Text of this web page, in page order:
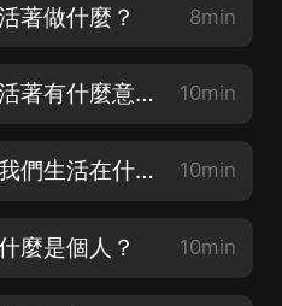
著做什麼？ 8min
《感知新理念》004 活著有什麼意義？ 10min
《感知新理念》005 我們生活在什麼基礎之上？ 10min
麼是個人？ 10min